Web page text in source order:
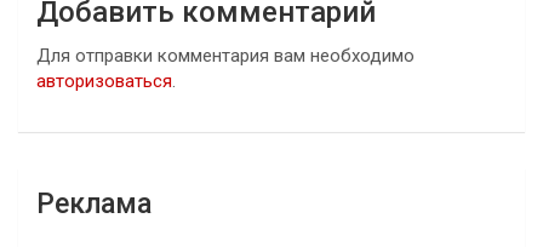
Добавить комментарий
Для отправки комментария вам необходимо
авторизоваться.
Реклама